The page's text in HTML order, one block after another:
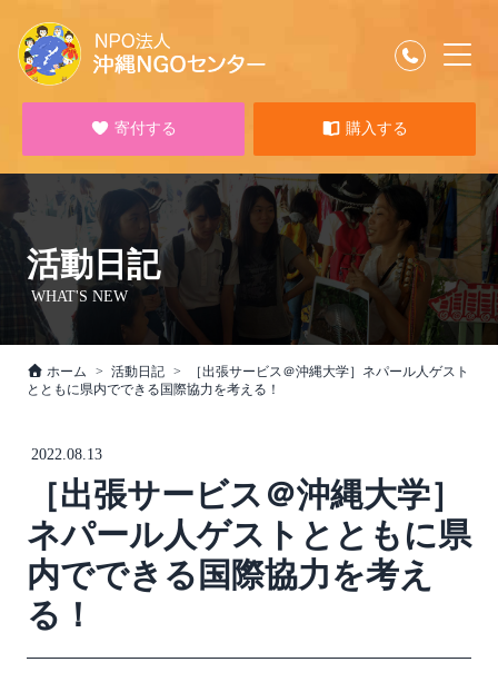
寄付する 購入する
活動日記
WHAT'S NEW
ホーム 活動日記
［出張サービス＠沖縄大学］ネパール人ゲスト
とともに県内でできる国際協力を考える！
2022.08.13
［出張サービス＠沖縄大学］
ネパール人ゲストとともに県
内でできる国際協力を考え
る！